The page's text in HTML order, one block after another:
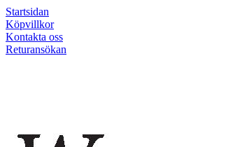
Startsidan
Köpvillkor
Kontakta oss
Returansökan